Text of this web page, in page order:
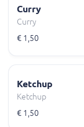
Curry
Curry
€ 1,50
Ketchup
Ketchup
€ 1,50